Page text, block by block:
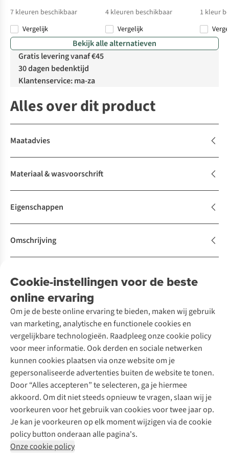
7 kleuren beschikbaar
Vergelijk
4 kleuren beschikbaar
Vergelijk
1 kleur
Bekijk alle alternatieven
Gratis levering vanaf €45
30 dagen bedenktijd
Klantenservice: ma-za
Alles over dit product
Maatadvies
Materiaal & wasvoorschrift
Eigenschappen
Omschrijving
Cookie-instellingen voor de beste
online ervaring
Om je de beste online ervaring te bieden, maken wij gebruik
van marketing, analytische en functionele cookies en
vergelijkbare technologieën. Raadpleeg onze cookie policy
voor meer informatie. Ook derden en sociale netwerken
kunnen cookies plaatsen via onze website om je
gepersonaliseerde advertenties buiten de website te tonen.
Door “Alles accepteren” te selecteren, ga je hiermee
akkoord. Om dit niet steeds opnieuw te vragen, slaan wij je
voorkeuren voor het gebruik van cookies voor twee jaar op.
Je kan je voorkeuren op elk moment wijzigen via de cookie
policy button onderaan alle pagina's.
Onze cookie policy
Klantendienst
Veelgestelde vragen
Bestellen
Betalen
Levering
Retourneren
Bestelling herroepen
Onderhoud en herstellingen
Garantie
Over ons
Werken bij A.S.Adventure
Explore More
Verantwoord ondernemen
Over Ayacucho
Onze winkels
Over A.S.Adventure
Onze services
Verhuur / Skiverhuur
Tweedehands
Ski-onderhoud
Wasservice
Ontdek
A.S.Magazine
Podcast